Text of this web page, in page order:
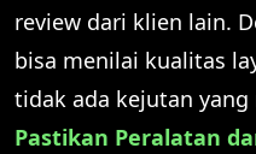
review dari klien lain.
bisa menilai kualitas
tidak ada kejutan
Pastikan Peralatan